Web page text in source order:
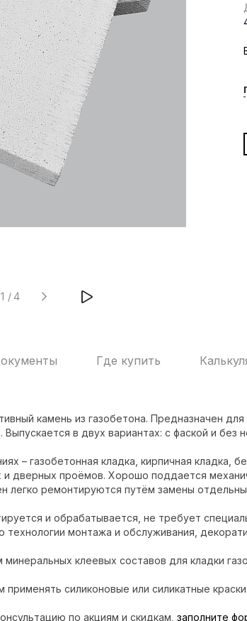
1 / 4
Где купить
камень из газобетона. Предназначен
в двух вариантах: с фаской и без
– газобетонная кладка, кирпичная
дверных проёмов. Хорошо поддается
легко ремонтируются путём замены
и обрабатывается, не требует
монтажа и обслуживания,
клеевых составов для кладки
силиконовые или силикатные краски.
по акциям и скидкам, заполните